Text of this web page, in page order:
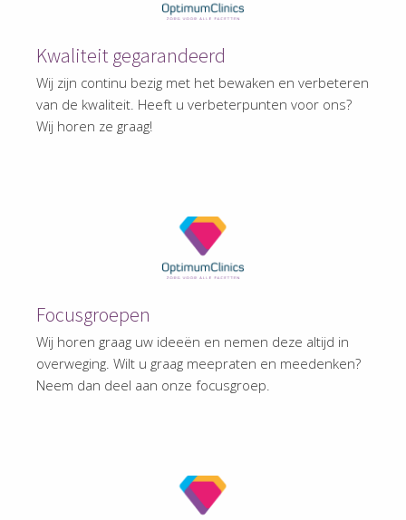
Kwaliteit gegarandeerd
Wij zijn continu bezig met het bewaken en verbeteren
van de kwaliteit. Heeft u verbeterpunten voor ons?
Wij horen ze graag!
Focusgroepen
Wij horen graag uw ideeën en nemen deze altijd in
overweging. Wilt u graag meepraten en meedenken?
Neem dan deel aan onze focusgroep.